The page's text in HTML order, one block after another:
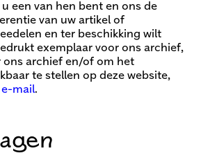
een van hen bent en ons de
van uw artikel of
en ter beschikking wilt
exemplaar voor ons archief,
ons archief en/of om het
te stellen op deze website,
e-mail.